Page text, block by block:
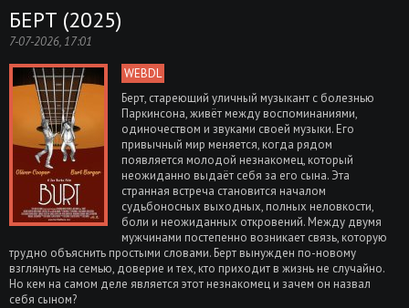
БЕРТ (2025)
7-07-2026, 17:01
WEBDL
Берт, стареющий уличный музыкант с болезнью
Паркинсона, живёт между воспоминаниями,
одиночеством и звуками своей музыки. Его
привычный мир меняется, когда рядом
появляется молодой незнакомец, который
неожиданно выдаёт себя за его сына. Эта
странная встреча становится началом
судьбоносных выходных, полных неловкости,
боли и неожиданных откровений. Между двумя
мужчинами постепенно возникает связь, которую
трудно объяснить простыми словами. Берт вынужден по-новому
взглянуть на семью, доверие и тех, кто приходит в жизнь не случайно.
Но кем на самом деле является этот незнакомец и зачем он назвал
себя сыном?